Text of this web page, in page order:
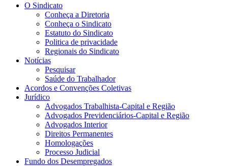
O Sindicato
Conheça a Diretoria
Conheça o Sindicato
Estatuto do Sindicato
Politica de privacidade
Regionais do Sindicato
Notícias
Pesquisar
Saúde do Trabalhador
Acordos e Convenções Coletivas
Jurídico
Advogados Trabalhista-Capital e Região
Advogados Previdenciários-Capital e Região
Advogados Interior
Direitos Permanentes
Homologações
Processo Judicial
Fundo dos Desempregados